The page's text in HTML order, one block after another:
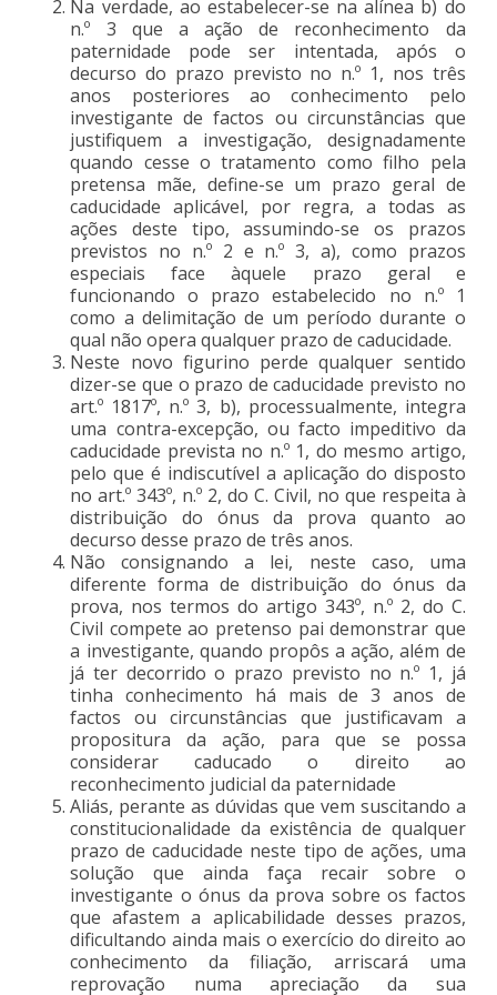
Na verdade, ao estabelecer-se na alínea b) do
n.º 3 que a ação de reconhecimento da
paternidade pode ser intentada, após o
decurso do prazo previsto no n.º 1, nos três
anos posteriores ao conhecimento pelo
investigante de factos ou circunstâncias que
justifiquem a investigação, designadamente
quando cesse o tratamento como filho pela
pretensa mãe, define-se um prazo geral de
caducidade aplicável, por regra, a todas as
ações deste tipo, assumindo-se os prazos
previstos no n.º 2 e n.º 3, a), como prazos
especiais face àquele prazo geral e
funcionando o prazo estabelecido no n.º 1
como a delimitação de um período durante o
qual não opera qualquer prazo de caducidade.
Neste novo figurino perde qualquer sentido
dizer-se que o prazo de caducidade previsto no
art.º 1817º, n.º 3, b), processualmente, integra
uma contra-excepção, ou facto impeditivo da
caducidade prevista no n.º 1, do mesmo artigo,
pelo que é indiscutível a aplicação do disposto
no art.º 343º, n.º 2, do C. Civil, no que respeita à
distribuição do ónus da prova quanto ao
decurso desse prazo de três anos.
Não consignando a lei, neste caso, uma
diferente forma de distribuição do ónus da
prova, nos termos do artigo 343º, n.º 2, do C.
Civil compete ao pretenso pai demonstrar que
a investigante, quando propôs a ação, além de
já ter decorrido o prazo previsto no n.º 1, já
tinha conhecimento há mais de 3 anos de
factos ou circunstâncias que justificavam a
propositura da ação, para que se possa
considerar caducado o direito ao
reconhecimento judicial da paternidade
Aliás, perante as dúvidas que vem suscitando a
constitucionalidade da existência de qualquer
prazo de caducidade neste tipo de ações, uma
solução que ainda faça recair sobre o
investigante o ónus da prova sobre os factos
que afastem a aplicabilidade desses prazos,
dificultando ainda mais o exercício do direito ao
conhecimento da filiação, arriscará uma
reprovação numa apreciação da sua